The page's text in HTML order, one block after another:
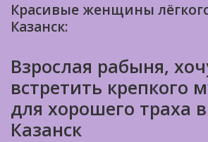
Красивые женщины
Казанск:
Взрослая рабыня,
встретить крепкого
для хорошего траха
Казанск